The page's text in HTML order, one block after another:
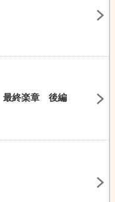
最終楽章 後編